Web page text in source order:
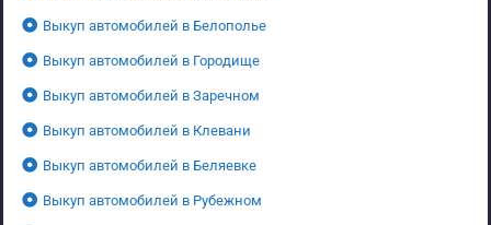
Выкуп автомобилей в Белополье
Выкуп автомобилей в Городище
Выкуп автомобилей в Заречном
Выкуп автомобилей в Клевани
Выкуп автомобилей в Беляевке
Выкуп автомобилей в Рубежном